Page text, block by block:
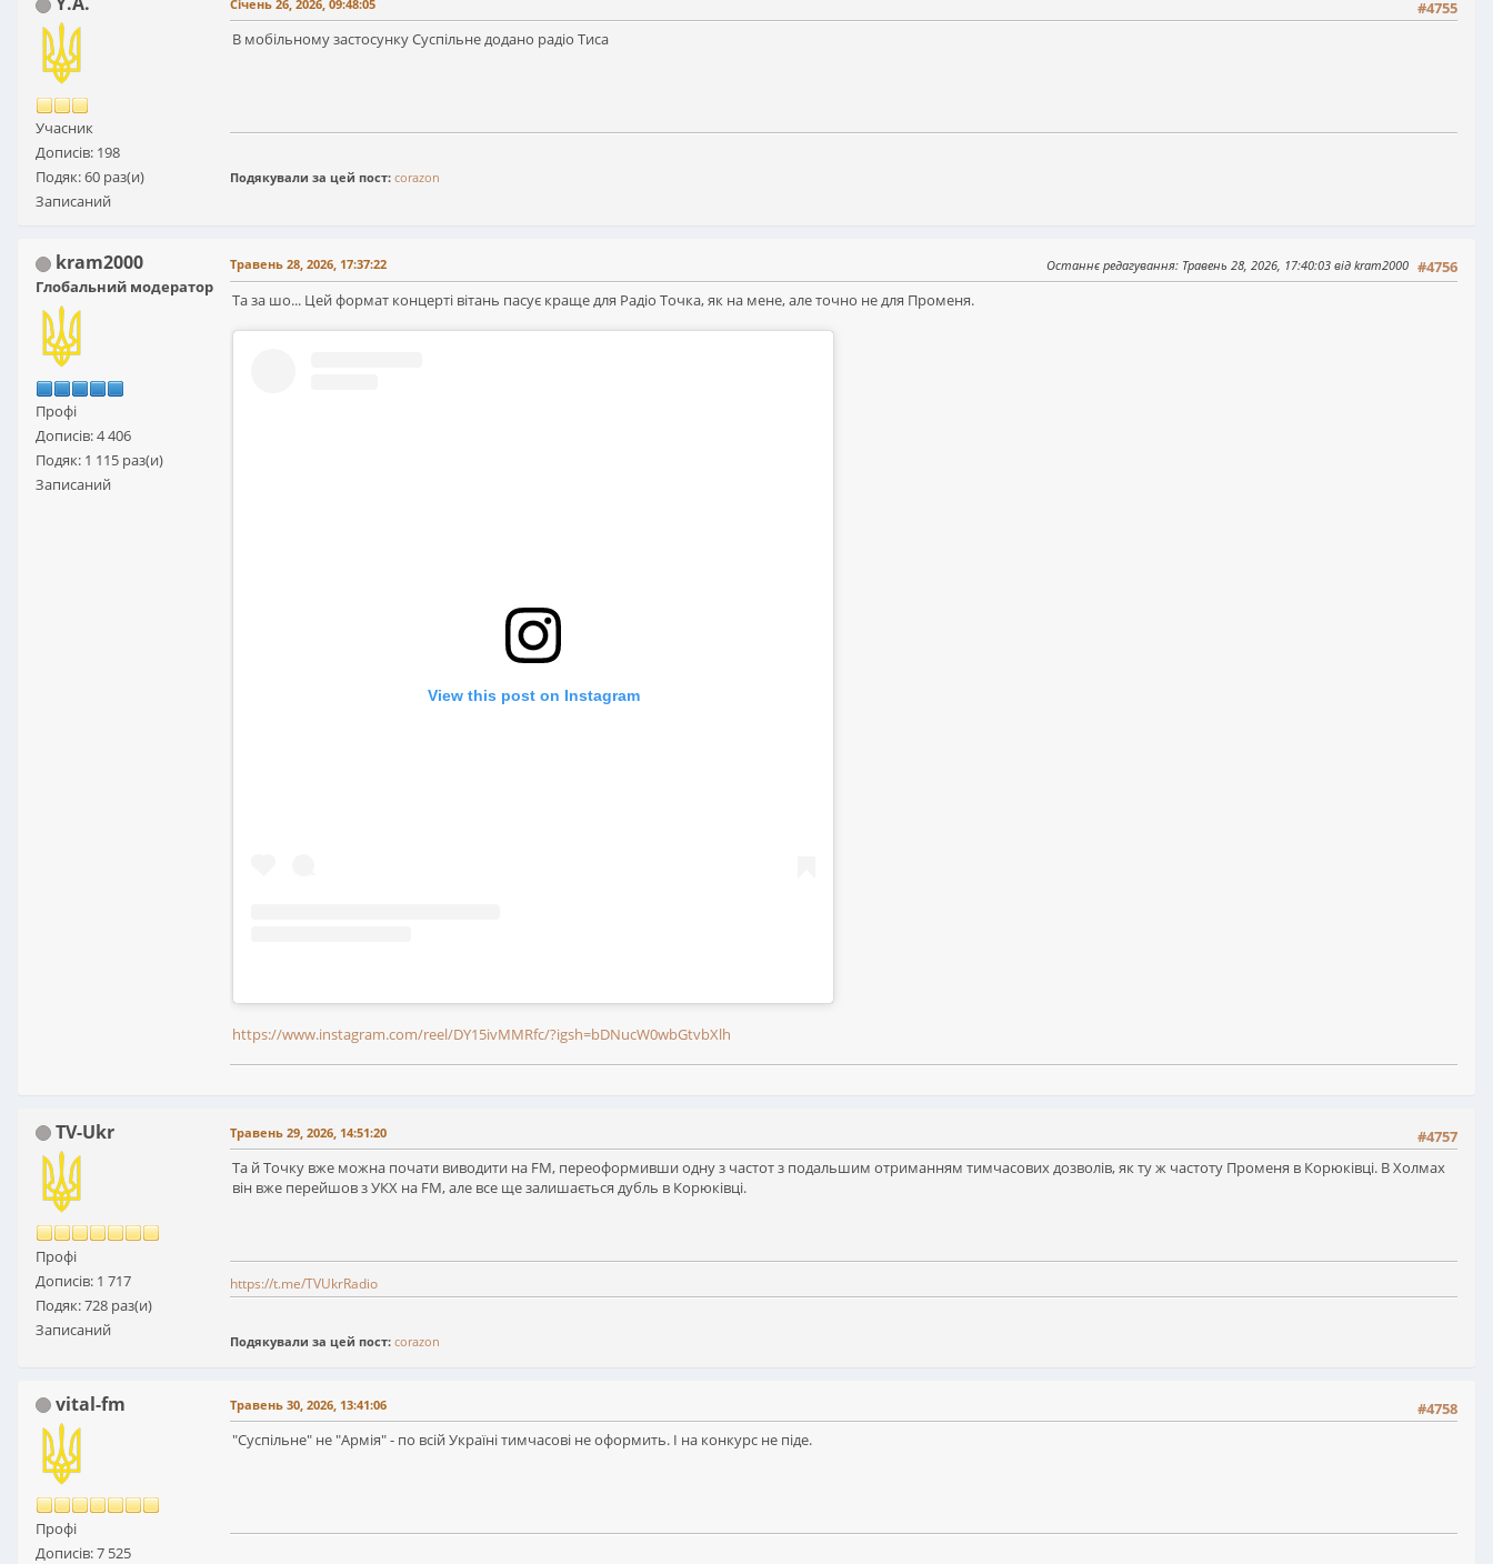
Учасник
Дописів: 198
Подяк: 60 раз(и)
Записаний
#4755
Січень 26, 2026, 09:48:05
В мобільному застосунку Суспільне додано радіо Тиса
Подякували за цей пост: corazon
kram2000
Глобальний модератор
Профі
Дописів: 4 406
Подяк: 1 115 раз(и)
Записаний
#4756
Травень 28, 2026, 17:37:22 Останнє редагування: Травень 28, 2026, 17:40:03 від kram2000
Та за шо... Цей формат концерті вітань пасує краще для Радіо Точка, як на мене, але точно не для Променя.
View this post on Instagram
https://www.instagram.com/reel/DY15ivMMRfc/?igsh=bDNucW0wbGtvbXlh
TV-Ukr
Профі
Дописів: 1 717
Подяк: 728 раз(и)
Записаний
#4757
Травень 29, 2026, 14:51:20
Та й Точку вже можна почати виводити на FM, переоформивши одну з частот з подальшим отриманням тимчасових дозволів, як ту ж частоту Променя в Корюківці. В Холмах
він вже перейшов з УКХ на FM, але все ще залишається дубль в Корюківці.
https://t.me/TVUkrRadio
Подякували за цей пост: corazon
vital-fm
Профі
Дописів: 7 525
#4758
Травень 30, 2026, 13:41:06
"Суспільне" не "Армія" - по всій Україні тимчасові не оформить. І на конкурс не піде.